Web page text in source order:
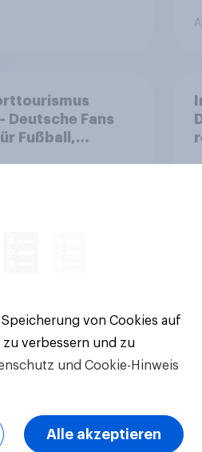
Deutsche Fans
Fußball,
von Cookies auf
zu verbessern und zu
und Cookie-Hinweis
Alle akzeptieren